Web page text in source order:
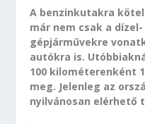
A benzinkutakra
már nem csak a
gépjárművekre
autókra is.
100 kilométerenként
meg. Jelenleg az
nyilvánosan